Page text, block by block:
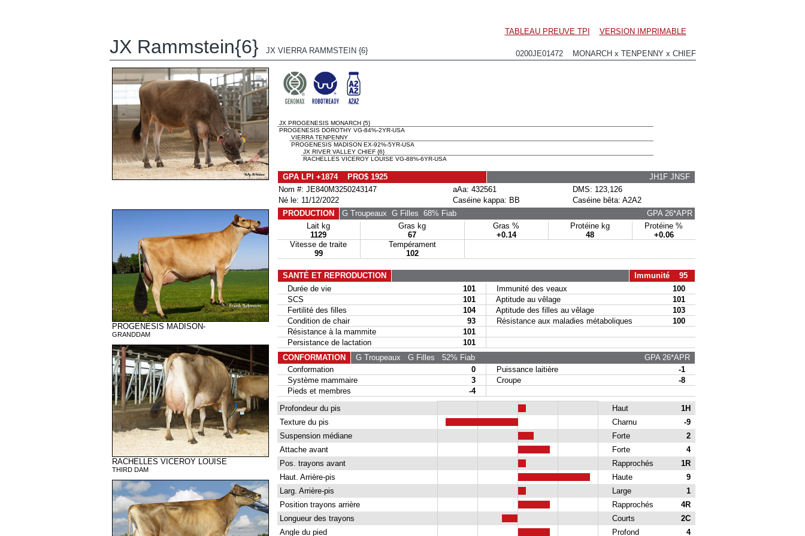
TABLEAU PREUVE TPI VERSION IMPRIMABLE
JX Rammstein{6} JX VIERRA RAMMSTEIN {6} 0200JE01472 MONARCH x TENPENNY x CHIEF
PROGENESIS MADISON-
GRANDDAM
RACHELLES VICEROY LOUISE
THIRD DAM
JX PROGENESIS MONARCH {5}
PROGENESIS DOROTHY VG-84%-2YR-USA
VIERRA TENPENNY
PROGENESIS MADISON EX-92%-5YR-USA
JX RIVER VALLEY CHIEF {6}
RACHELLES VICEROY LOUISE VG-88%-6YR-USA
GPA LPI +1874 PRO$ 1925
JH1F JNSF
Nom #: JE840M3250243147
aAa: 432561
DMS: 123,126
Né le: 11/12/2022
Caséine kappa: BB
Caséine bêta: A2A2
PRODUCTION
G Troupeaux G Filles 68% Fiab
GPA 26*APR
Lait kg
1129
Gras kg
67
Gras %
+0.14
Protéine kg
48
Protéine %
+0.06
Vitesse de traite
99
Tempérament
102
SANTÉ ET REPRODUCTION
Immunité 95
Durée de vie
101 Immunité des veaux
100
SCS
101 Aptitude au vêlage
101
Fertilité des filles
104 Aptitude des filles au vêlage
103
Condition de chair
93 Résistance aux maladies métaboliques
100
Résistance à la mammite
101
Persistance de lactation
101
CONFORMATION
G Troupeaux G Filles 52% Fiab
GPA 26*APR
Conformation
0 Puissance laitière
-1
Système mammaire
3 Croupe
-8
Pieds et membres
-4
Profondeur du pis
Haut
1H
Texture du pis
Charnu
-9
Suspension médiane
Forte
2
Attache avant
Forte
4
Pos. trayons avant
Rapprochés
1R
Haut. Arrière-pis
Haute
9
Larg. Arrière-pis
Large
1
Position trayons arrière
Rapprochés
4R
Longueur des trayons
Courts
2C
Angle du pied
Profond 4